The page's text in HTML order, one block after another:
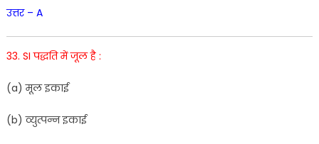
उत्तर – A
33. SIपद्धतिमेंजूलहै :
(a)मूलइकाई
(b)व्युत्पन्नइकाई